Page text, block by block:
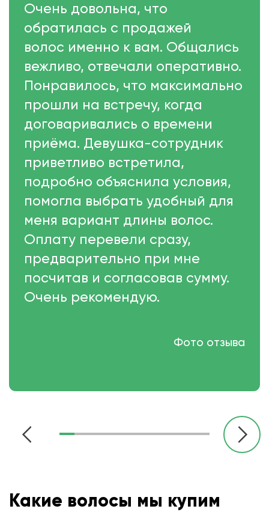
Очень довольна, что
обратилась с продажей
волос именно к вам. Общались
вежливо, отвечали оперативно.
Понравилось, что максимально
прошли на встречу, когда
договаривались о времени
приёма. Девушка-сотрудник
приветливо встретила,
подробно объяснила условия,
помогла выбрать удобный для
меня вариант длины волос.
Оплату перевели сразу,
предварительно при мне
посчитав и согласовав сумму.
Очень рекомендую.
Фото отзыва
Какие волосы мы купим